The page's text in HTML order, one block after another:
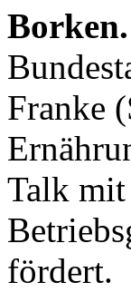
Borken.
Franke
Talk
fördert.